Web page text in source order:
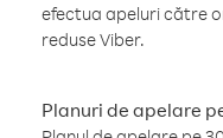
efectua apeluri către
reduse Viber.
Planuri de apelare